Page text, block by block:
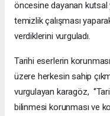
öncesine dayanan
temizlik çalışması
verdiklerini vurguladı.
Tarihi eserlerin
üzere herkesin sahip
vurgulayan karagöz,
bilinmesi korunması ve